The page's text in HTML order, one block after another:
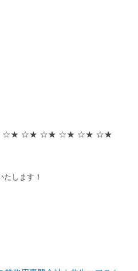
☆★ ☆★ ☆★ ☆★ ☆★
します！